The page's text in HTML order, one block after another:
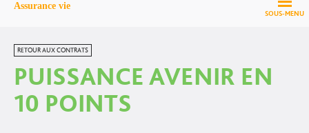
SOUS-MENU
Assurance vie
RETOUR AUX CONTRATS
PUISSANCE AVENIR EN
10 POINTS